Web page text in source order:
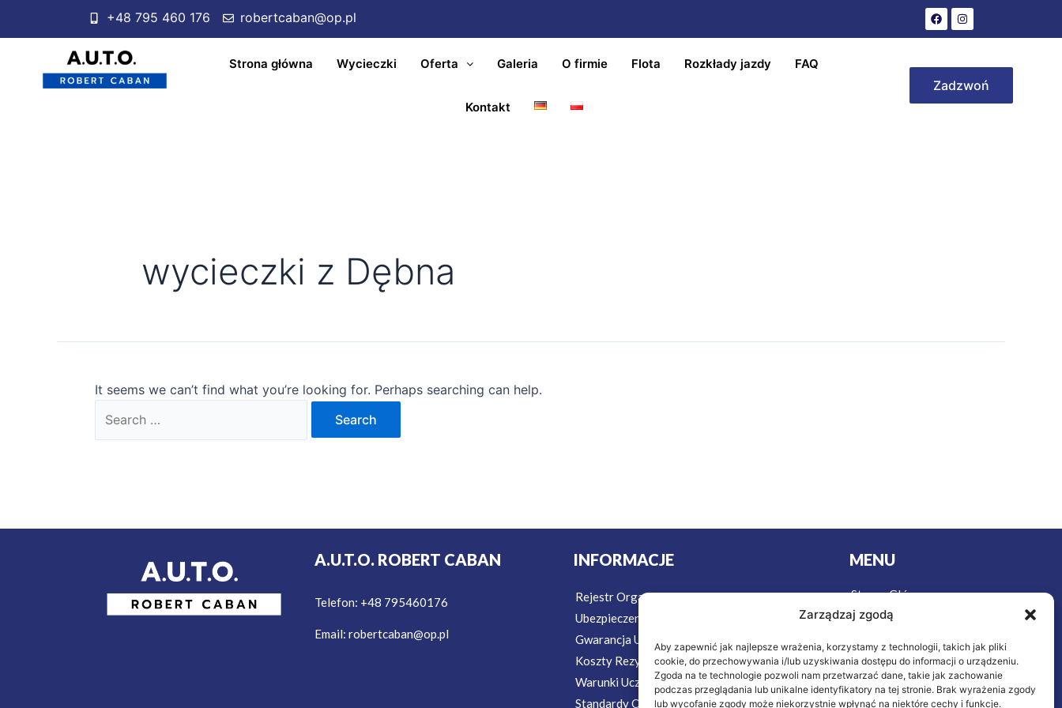
Zarządzaj zgodą
Aby zapewnić jak najlepsze wrażenia, korzystamy z technologii, takich jak pliki
cookie, do przechowywania i/lub uzyskiwania dostępu do informacji o urządzeniu.
Zgoda na te technologie pozwoli nam przetwarzać dane, takie jak zachowanie
podczas przeglądania lub unikalne identyfikatory na tej stronie. Brak wyrażenia zgody
lub wycofanie zgody może niekorzystnie wpłynąć na niektóre cechy i funkcje.
+48 795 460 176 robertcaban@op.pl
Strona główna Wycieczki Oferta Galeria O firmie Flota Rozkłady jazdy FAQ
Kontakt
Zadzwoń
wycieczki z Dębna
It seems we can’t find what you’re looking for. Perhaps searching can help.
A.U.T.O. ROBERT CABAN
Telefon: +48 795460176
Email: robertcaban@op.pl
INFORMACJE
Rejestr Organizatorów Turystyki
Ubezpieczenie w Podróży
Gwarancja Ubezpieczeniowa
Koszty Rezygnacji Ubezpieczenie
Warunki Uczestnictwa
Standardy Ochrony Małoletnich
MENU
Strona Główna
Wycieczki
O nas
Kontakt